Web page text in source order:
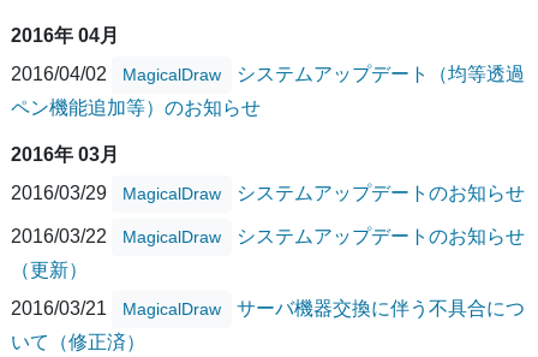
2016年 04月
2016/04/02
MagicalDraw
システムアップデート（均等透過
ペン機能追加等）のお知らせ
2016年 03月
2016/03/29
MagicalDraw システムアップデートのお知らせ
2016/03/22 MagicalDraw
システムアップデートのお知らせ
（更新）
2016/03/21
MagicalDraw
サーバ機器交換に伴う不具合につ
いて（修正済）